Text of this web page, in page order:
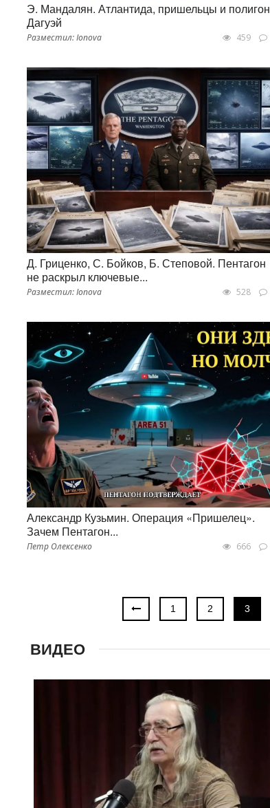
Э. Мандалян. Атлантида, пришельцы и полигон
Дагуэй
Разместил: Ionova 459
Д. Гриценко, С. Бойков, Б. Степовой. Пентагон
не раскрыл ключевые...
Разместил: Ionova 528
Александр Кузьмин. Операция «Пришелец».
Зачем Пентагон...
Петр Олексенко 666
1 2 3
ВИДЕО